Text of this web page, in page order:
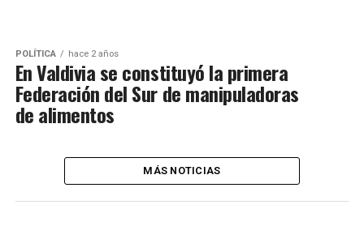
POLÍTICA hace 2 años
En Valdivia se constituyó la primera
Federación del Sur de manipuladoras
de alimentos
MÁS NOTICIAS